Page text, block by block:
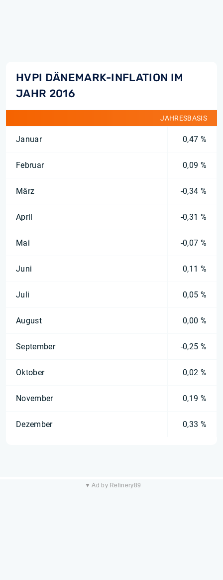
HVPI DÄNEMARK-INFLATION IM
JAHR 2016
JAHRESBASIS
Januar 0,47 %
Februar 0,09 %
März -0,34 %
April -0,31 %
Mai -0,07 %
Juni 0,11 %
Juli 0,05 %
August 0,00 %
September -0,25 %
Oktober 0,02 %
November 0,19 %
Dezember 0,33 %
▼ Ad by Refinery89